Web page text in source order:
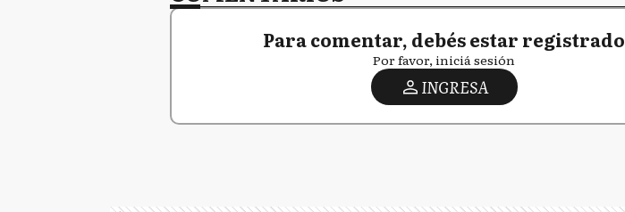
Para comentar, debés estar registrado
Por favor, iniciá sesión
INGRESA